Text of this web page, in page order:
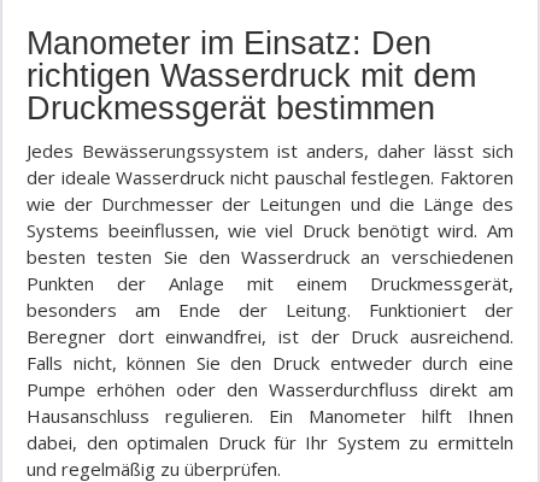
Manometer im Einsatz: Den
richtigen Wasserdruck mit dem
Druckmessgerät bestimmen
Jedes Bewässerungssystem ist anders, daher lässt sich
der ideale Wasserdruck nicht pauschal festlegen. Faktoren
wie der Durchmesser der Leitungen und die Länge des
Systems beeinflussen, wie viel Druck benötigt wird. Am
besten testen Sie den Wasserdruck an verschiedenen
Punkten der Anlage mit einem Druckmessgerät,
besonders am Ende der Leitung. Funktioniert der
Beregner dort einwandfrei, ist der Druck ausreichend.
Falls nicht, können Sie den Druck entweder durch eine
Pumpe erhöhen oder den Wasserdurchfluss direkt am
Hausanschluss regulieren. Ein Manometer hilft Ihnen
dabei, den optimalen Druck für Ihr System zu ermitteln
und regelmäßig zu überprüfen.